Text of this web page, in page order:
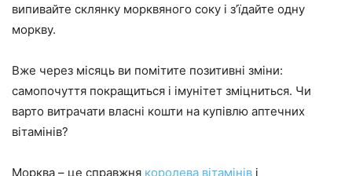
випивайте склянку морквяного соку і з’їдайте одну
моркву.
Вже через місяць ви помітите позитивні зміни:
самопочуття покращиться і імунітет зміцниться. Чи
варто витрачати власні кошти на купівлю аптечних
вітамінів?
Морква – це справжня королева вітамінів і